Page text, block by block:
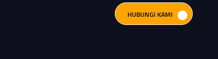
HUBUNGI KAMI